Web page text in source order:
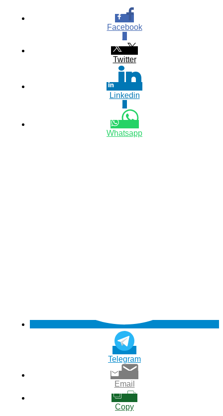
Facebook
Twitter
Linkedin
Whatsapp
Telegram
Email
Copy